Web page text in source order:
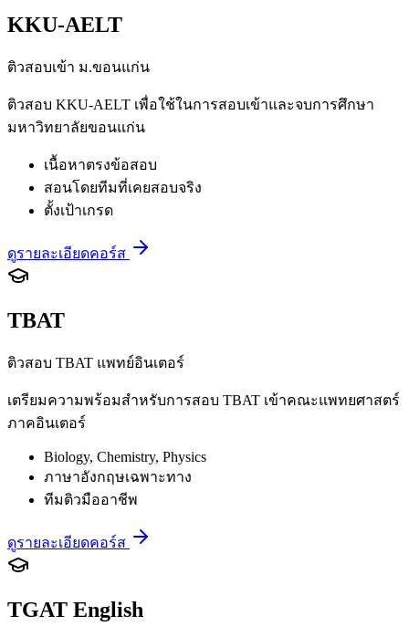
KKU-AELT
ติวสอบเข้า ม.ขอนแก่น
ติวสอบ KKU-AELT เพื่อใช้ในการสอบเข้าและจบการศึกษา
มหาวิทยาลัยขอนแก่น
เนื้อหาตรงข้อสอบ
สอนโดยทีมที่เคยสอบจริง
ตั้งเป้าเกรด
ดูรายละเอียดคอร์ส
TBAT
ติวสอบ TBAT แพทย์อินเตอร์
เตรียมความพร้อมสำหรับการสอบ TBAT เข้าคณะแพทยศาสตร์
ภาคอินเตอร์
Biology, Chemistry, Physics
ภาษาอังกฤษเฉพาะทาง
ทีมติวมืออาชีพ
ดูรายละเอียดคอร์ส
TGAT English